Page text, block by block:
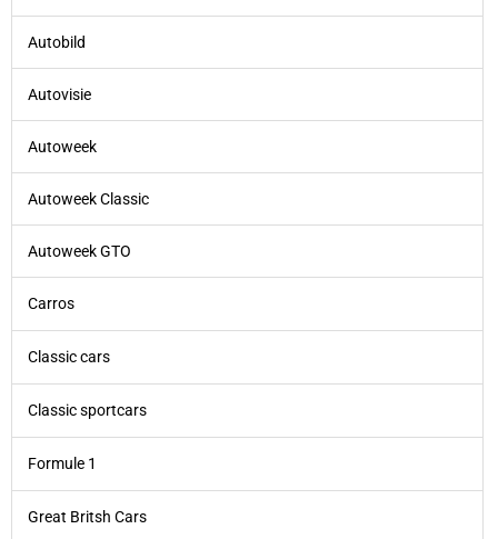
Autobild
Autovisie
Autoweek
Autoweek Classic
Autoweek GTO
Carros
Classic cars
Classic sportcars
Formule 1
Great Britsh Cars